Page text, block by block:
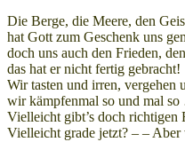
Die Berge, die Meere, den
hat Gott zum Geschenk uns
doch uns auch den Frieden,
das hat er nicht fertig gebracht!
Wir tasten und irren, vergehen
wir kämpfenmal so und mal
Vielleicht gibt’s doch richtigen
Vielleicht grade jetzt? – –